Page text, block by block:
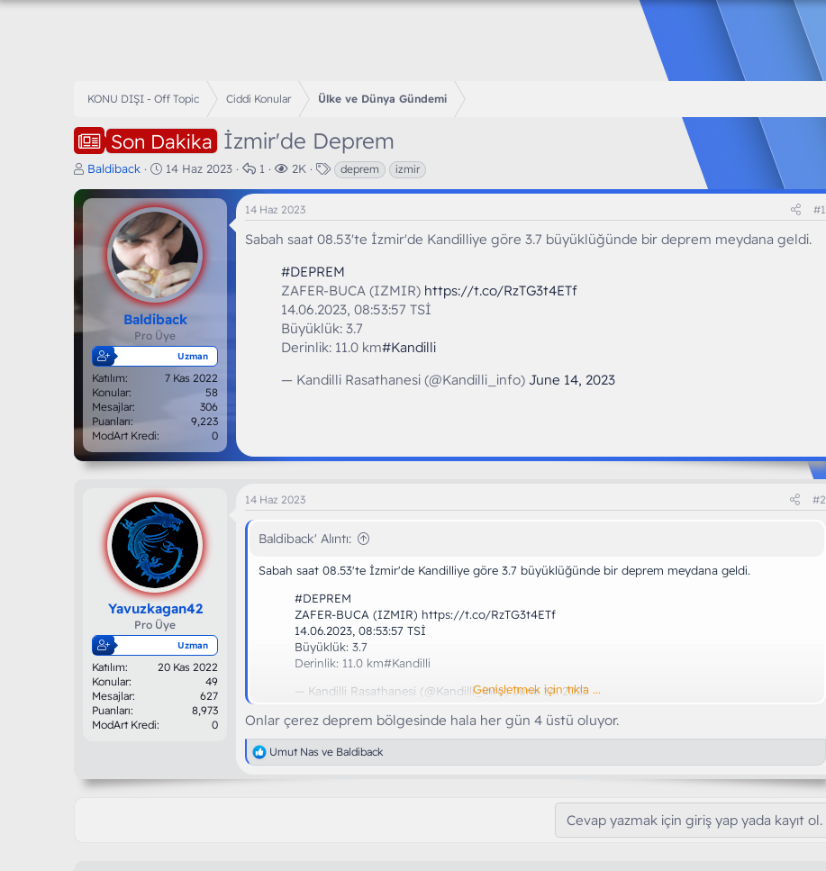
KONU DIŞI - Off Topic Ciddi Konular Ülke ve Dünya Gündemi
Son Dakika İzmir'de Deprem
K
n
l
a
n
Baldiback
B
ş
l
a
n
g
ı
ç
t
r
h
14 Haz 2023
C
a
p
l
1
G
ü
t
ü
l
e
m
e
2K
E
e
t
l
e
r
deprem izmir
Baldiback
Pro Üye
Uzman
Katılım
7 Kas 2022
Konular
58
Mesajlar
306
Puanları
9,223
ModArt Kredi
0
14 Haz 2023 #1
Sabah saat 08.53'te İzmir'de Kandilliye göre 3.7 büyüklüğünde bir deprem meydana geldi.
#DEPREM
ZAFER-BUCA (IZMIR) https://t.co/RzTG3t4ETf
14.06.2023, 08:53:57 TSİ
Büyüklük: 3.7
Derinlik: 11.0 km#Kandilli
— Kandilli Rasathanesi (@Kandilli_info) June 14, 2023
Yavuzkagan42
Pro Üye
Uzman
Katılım
20 Kas 2022
Konular
49
Mesajlar
627
Puanları
8,973
ModArt Kredi
0
14 Haz 2023 #2
Baldiback' Alıntı:
Sabah saat 08.53'te İzmir'de Kandilliye göre 3.7 büyüklüğünde bir deprem meydana geldi.
#DEPREM
ZAFER-BUCA (IZMIR) https://t.co/RzTG3t4ETf
14.06.2023, 08:53:57 TSİ
Büyüklük: 3.7
Derinlik: 11.0 km#Kandilli
— Kandilli Rasathanesi (@Kandilli_info)June 14, 2023
Genişletmek için tıkla ...
Onlar çerez deprem bölgesinde hala her gün 4 üstü oluyor.
T
e
Umut Nas ve Baldiback
Cevap yazmak için giriş yap yada kayıt ol.